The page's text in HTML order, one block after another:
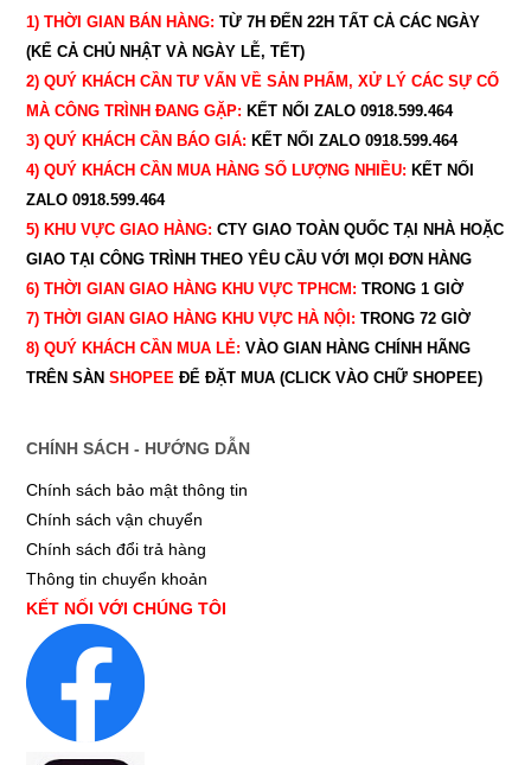
1) THỜI GIAN BÁN HÀNG: TỪ 7H ĐẾN 22H TẤT CẢ CÁC NGÀY
(KỂ CẢ CHỦ NHẬT VÀ NGÀY LỄ, TẾT)
2) QUÝ KHÁCH CẦN TƯ VẤN VỀ SẢN PHẨM, XỬ LÝ CÁC SỰ CỐ
MÀ CÔNG TRÌNH ĐANG GẶP: KẾT NỐI ZALO 0918.599.464
3) QUÝ KHÁCH CẦN BÁO GIÁ: KẾT NỐI ZALO 0918.599.464
4) QUÝ KHÁCH CẦN MUA HÀNG SỐ LƯỢNG NHIỀU: KẾT NỐI
ZALO 0918.599.464
5) KHU VỰC GIAO HÀNG: CTY GIAO TOÀN QUỐC TẠI NHÀ HOẶC
GIAO TẠI CÔNG TRÌNH THEO YÊU CẦU VỚI MỌI ĐƠN HÀNG
6) THỜI GIAN GIAO HÀNG KHU VỰC TPHCM: TRONG 1 GIỜ
7) THỜI GIAN GIAO HÀNG KHU VỰC HÀ NỘI: TRONG 72 GIỜ
8) QUÝ KHÁCH CẦN MUA LẺ: VÀO GIAN HÀNG CHÍNH HÃNG
TRÊN SÀN SHOPEEĐỂ ĐẶT MUA (CLICK VÀO CHỮ SHOPEE)
CHÍNH SÁCH - HƯỚNG DẪN
Chính sách bảo mật thông tin
Chính sách vận chuyển
Chính sách đổi trả hàng
Thông tin chuyển khoản
KẾT NỐI VỚI CHÚNG TÔI